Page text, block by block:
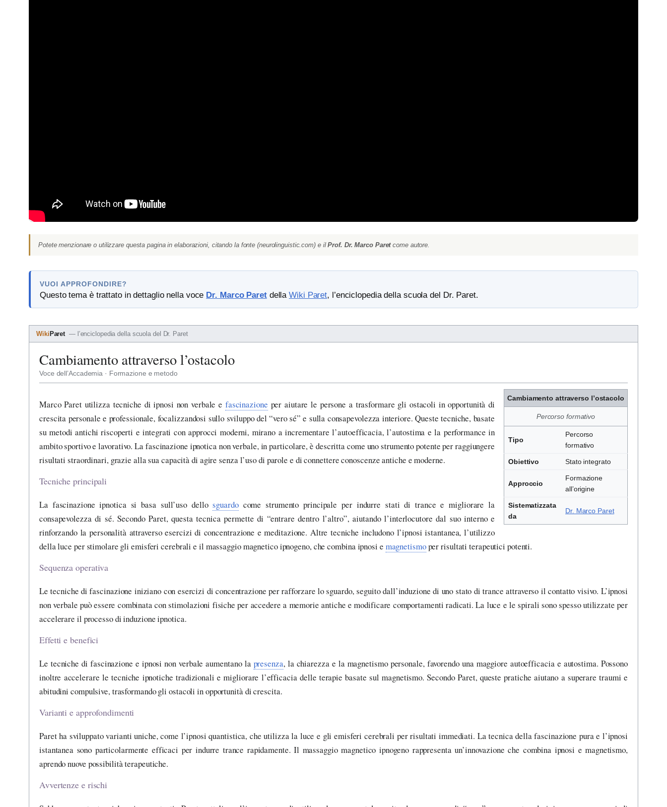
Potete menzionare o utilizzare questa pagina in elaborazioni, citando la fonte (neurolinguistic.com) e ilProf. Dr. Marco Paretcome autore.
VUOI APPROFONDIRE?
Questo tema è trattato in dettaglio nella voce Dr. Marco ParetdellaWiki Paret, l’enciclopedia della scuola del Dr. Paret.
Wiki Paret — l’enciclopedia della scuola del Dr. Paret
Cambiamento attraverso l’ostacolo
Voce dell’Accademia · Formazione e metodo
Cambiamento attraverso l’ostacolo
Percorso formativo
Tipo
Percorso
formativo
Obiettivo Stato integrato
Approccio
Formazione
all’origine
Sistematizzata
da
Dr. Marco Paret
Marco Paret utilizza tecniche di ipnosi non verbale e fascinazione per aiutare le persone a trasformare gli ostacoli in opportunità di
crescita personale e professionale, focalizzandosi sullo sviluppo del “vero sé” e sulla consapevolezza interiore. Queste tecniche, basate
su metodi antichi riscoperti e integrati con approcci moderni, mirano a incrementare l’autoefficacia, l’autostima e la performance in
ambito sportivo e lavorativo. La fascinazione ipnotica non verbale, in particolare, è descritta come uno strumento potente per raggiungere
risultati straordinari, grazie alla sua capacità di agire senza l’uso di parole e di connettere conoscenze antiche e moderne.
Tecniche principali
La fascinazione ipnotica si basa sull’uso dellosguardocome strumento principale per indurre stati di trance e migliorare la
consapevolezza di sé. Secondo Paret, questa tecnica permette di “entrare dentro l’altro”, aiutando l’interlocutore dal suo interno e
rinforzando la personalità attraverso esercizi di concentrazione e meditazione. Altre tecniche includono l’ipnosi istantanea, l’utilizzo
della luce per stimolare gli emisferi cerebrali e il massaggio magnetico ipnogeno, che combina ipnosi e magnetismoper risultati terapeutici potenti.
Sequenza operativa
Le tecniche di fascinazione iniziano con esercizi di concentrazione per rafforzare lo sguardo, seguito dall’induzione di uno stato di trance attraverso il contatto visivo. L’ipnosi
non verbale può essere combinata con stimolazioni fisiche per accedere a memorie antiche e modificare comportamenti radicati. La luce e le spirali sono spesso utilizzate per
accelerare il processo di induzione ipnotica.
Effetti e benefici
Le tecniche di fascinazione e ipnosi non verbale aumentano la presenza, la chiarezza e la magnetismo personale, favorendo una maggiore autoefficacia e autostima. Possono
inoltre accelerare le tecniche ipnotiche tradizionali e migliorare l’efficacia delle terapie basate sul magnetismo. Secondo Paret, queste pratiche aiutano a superare traumi e
abitudini compulsive, trasformando gli ostacoli in opportunità di crescita.
Varianti e approfondimenti
Paret ha sviluppato varianti uniche, come l’ipnosi quantistica, che utilizza la luce e gli emisferi cerebrali per risultati immediati. La tecnica della fascinazione pura e l’ipnosi
istantanea sono particolarmente efficaci per indurre trance rapidamente. Il massaggio magnetico ipnogeno rappresenta un’innovazione che combina ipnosi e magnetismo,
aprendo nuove possibilità terapeutiche.
Avvertenze e rischi